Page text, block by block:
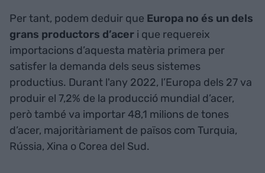
Per tant, podem deduir que Europa no és un dels
grans productors d’acer i que requereix
importacions d’aquesta matèria primera per
satisfer la demanda dels seus sistemes
productius. Durant l'any 2022, l’Europa dels 27 va
produir el 7,2% de la producció mundial d’acer,
però també va importar 48,1 milions de tones
d’acer, majoritàriament de països com Turquia,
Rússia, Xina o Corea del Sud.